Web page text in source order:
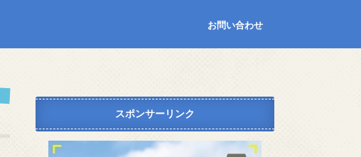
お問い合わせ
スポンサーリンク